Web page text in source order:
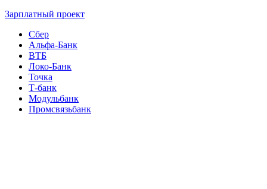
Зарплатный проект
Сбер
Альфа-Банк
ВТБ
Локо-Банк
Точка
Т-банк
Модульбанк
Промсвязьбанк